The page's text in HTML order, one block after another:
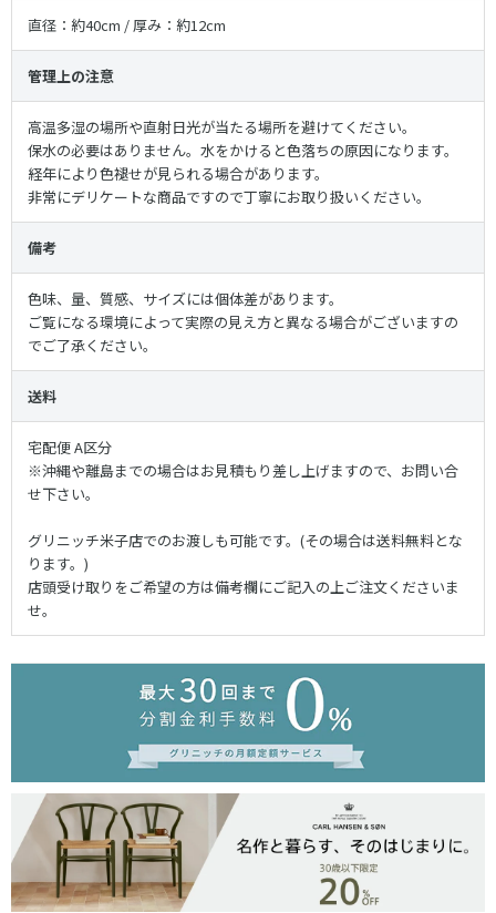
直径：約40cm / 厚み：約12cm
管理上の注意
高温多湿の場所や直射日光が当たる場所を避けてください。
保水の必要はありません。水をかけると色落ちの原因になります。
経年により色褪せが見られる場合があります。
非常にデリケートな商品ですので丁寧にお取り扱いください。
備考
色味、量、質感、サイズには個体差があります。
ご覧になる環境によって実際の見え方と異なる場合がございますの
でご了承ください。
送料
宅配便 A区分
※沖縄や離島までの場合はお見積もり差し上げますので、お問い合
せ下さい。
グリニッチ米子店でのお渡しも可能です。(その場合は送料無料とな
ります。)
店頭受け取りをご希望の方は備考欄にご記入の上ご注文くださいま
せ。